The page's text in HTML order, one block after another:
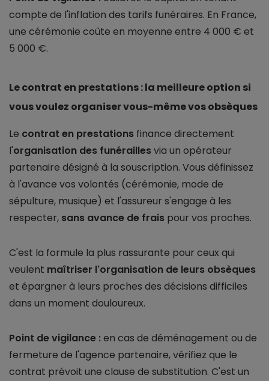
compte de l'inflation des tarifs funéraires. En France,
une cérémonie coûte en moyenne entre 4 000 € et
5 000 €.
Le contrat en prestations : la meilleure option si
vous voulez organiser vous-même vos obsèques
Le contrat en prestations finance directement
l'organisation des funéraillesvia un opérateur
partenaire désigné à la souscription. Vous définissez
à l'avance vos volontés (cérémonie, mode de
sépulture, musique) et l'assureur s'engage à les
respecter, sans avance de frais pour vos proches.
C'est la formule la plus rassurante pour ceux qui
veulent maîtriser l'organisation de leurs obsèques
et épargner à leurs proches des décisions difficiles
dans un moment douloureux.
Point de vigilance :en cas de déménagement ou de
fermeture de l'agence partenaire, vérifiez que le
contrat prévoit une clause de substitution. C'est un